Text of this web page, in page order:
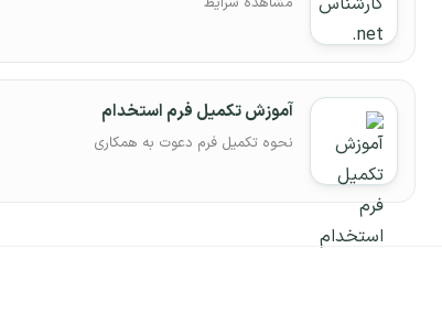
آموزش تکمیل فرم استخدام
نحوه تکمیل فرم دعوت به همکاری